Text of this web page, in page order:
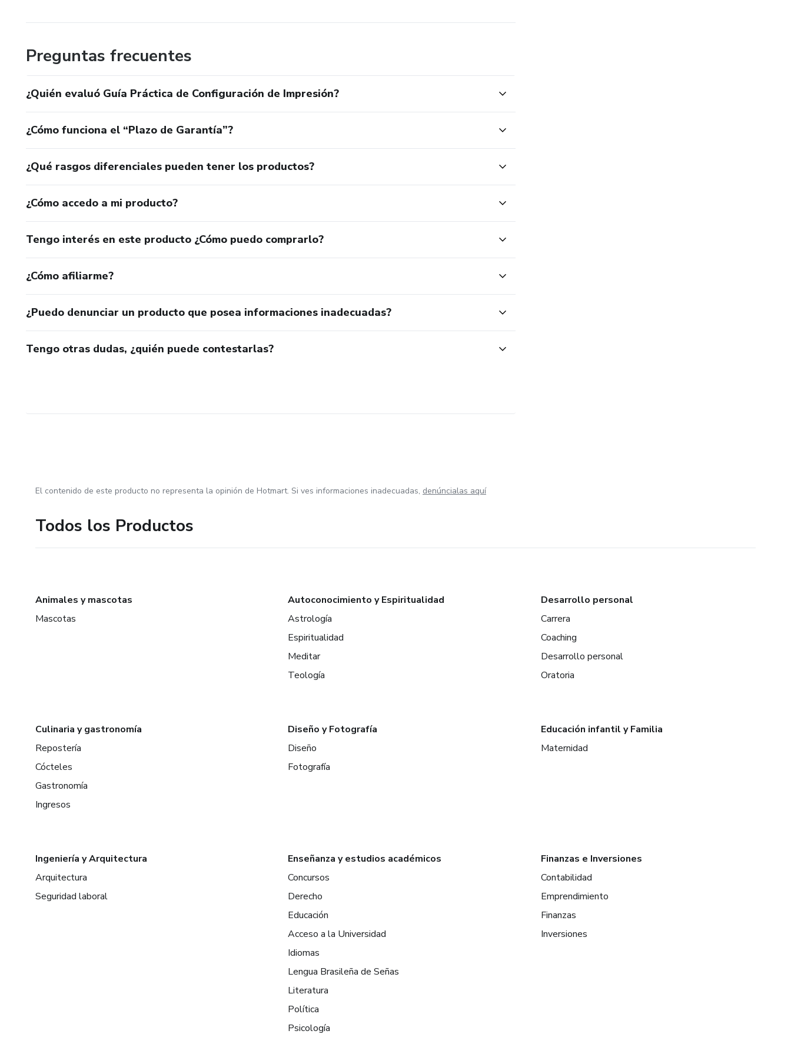
ultrapasse barreiras físicas e alcance novos mercados de forma contínua e automatizada.
Preguntas frecuentes
¿Quién evaluó Guía Práctica de Configuración de Impresión?
¿Cómo funciona el “Plazo de Garantía”?
¿Qué rasgos diferenciales pueden tener los productos?
¿Cómo accedo a mi producto?
Tengo interés en este producto ¿Cómo puedo comprarlo?
¿Cómo afiliarme?
¿Puedo denunciar un producto que posea informaciones inadecuadas?
Tengo otras dudas, ¿quién puede contestarlas?
El contenido de este producto no representa la opinión de Hotmart. Si ves informaciones inadecuadas, denúncialas aquí
Todos los Productos
Animales y mascotas
Mascotas
Autoconocimiento y Espiritualidad
Astrología
Espiritualidad
Meditar
Teología
Desarrollo personal
Carrera
Coaching
Desarrollo personal
Oratoria
Culinaria y gastronomía
Repostería
Cócteles
Gastronomía
Ingresos
Diseño y Fotografía
Diseño
Fotografía
Educación infantil y Familia
Maternidad
Ingeniería y Arquitectura
Arquitectura
Seguridad laboral
Enseñanza y estudios académicos
Concursos
Derecho
Educación
Acceso a la Universidad
Idiomas
Lengua Brasileña de Señas
Literatura
Política
Psicología
Finanzas e Inversiones
Contabilidad
Emprendimiento
Finanzas
Inversiones